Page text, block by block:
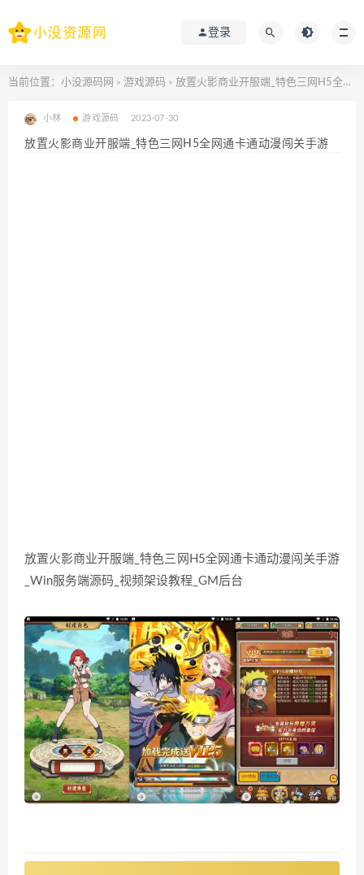
登录
当前位置： 小没源码网 > 游戏源码 > 放置火影商业开服端_特色三网H5全网通卡通动漫闯关手游
小林 游戏源码 2023-07-30
放置火影商业开服端_特色三网H5全网通卡通动漫闯关手游
放置火影商业开服端_特色三网H5全网通卡通动漫闯关手游
_Win服务端源码_视频架设教程_GM后台